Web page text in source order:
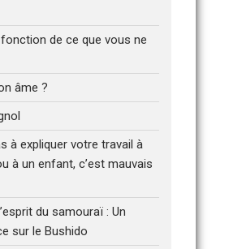
de ce que vous ne
âme ?
à expliquer votre travail à
à un enfant, c’est mauvais
du samouraï : Un
sur le Bushido